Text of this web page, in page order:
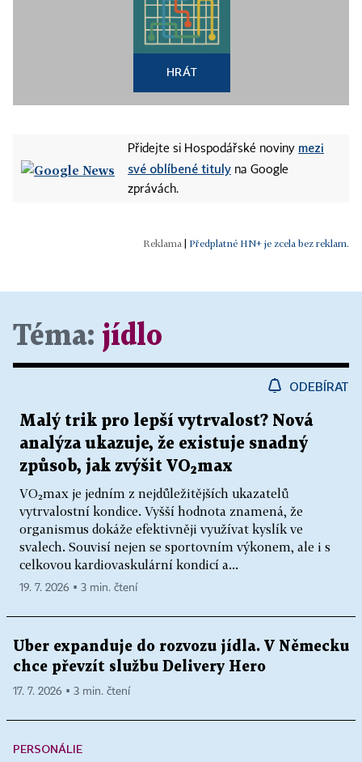
HRÁT
Přidejte si Hospodářské noviny mezi
své oblíbené tituly na Google
zprávách.
Předplatné HN+ je zcela bez reklam.
Téma: jídlo
ODEBÍRAT
Malý trik pro lepší vytrvalost? Nová
analýza ukazuje, že existuje snadný
způsob, jak zvýšit VO₂max
VO₂max je jedním z nejdůležitějších ukazatelů
vytrvalostní kondice. Vyšší hodnota znamená, že
organismus dokáže efektivněji využívat kyslík ve
svalech. Souvisí nejen se sportovním výkonem, ale i s
celkovou kardiovaskulární kondicí a...
19. 7. 2026 ▪ 3 min. čtení
Uber expanduje do rozvozu jídla. V Německu
chce převzít službu Delivery Hero
17. 7. 2026 ▪ 3 min. čtení
PERSONÁLIE